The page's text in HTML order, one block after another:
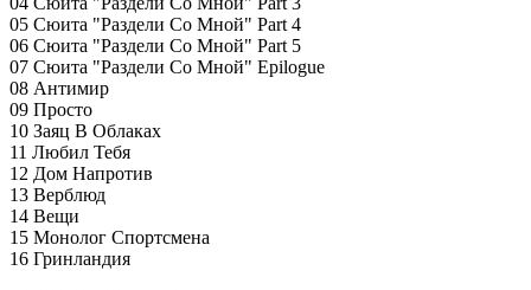
05 Сюита "Раздели Со Мной" Part 4
06 Сюита "Раздели Со Мной" Part 5
07 Сюита "Раздели Со Мной" Epilogue
08 Антимир
09 Просто
10 Заяц В Облаках
11 Любил Тебя
12 Дом Напротив
13 Верблюд
14 Вещи
15 Монолог Спортсмена
16 Гринландия